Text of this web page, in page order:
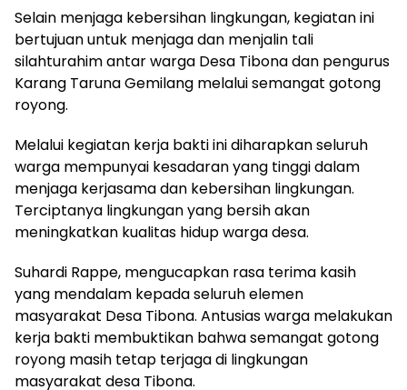
Selain menjaga kebersihan lingkungan, kegiatan ini
bertujuan untuk menjaga dan menjalin tali
silahturahim antar warga Desa Tibona dan pengurus
Karang Taruna Gemilang melalui semangat gotong
royong.
Melalui kegiatan kerja bakti ini diharapkan seluruh
warga mempunyai kesadaran yang tinggi dalam
menjaga kerjasama dan kebersihan lingkungan.
Terciptanya lingkungan yang bersih akan
meningkatkan kualitas hidup warga desa.
Suhardi Rappe, mengucapkan rasa terima kasih
yang mendalam kepada seluruh elemen
masyarakat Desa Tibona. Antusias warga melakukan
kerja bakti membuktikan bahwa semangat gotong
royong masih tetap terjaga di lingkungan
masyarakat desa Tibona.